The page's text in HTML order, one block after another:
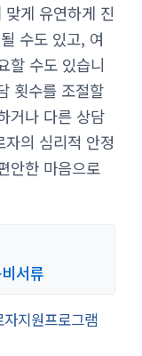
게 유연하게 진
수도 있고, 여
할 수도 있습니
횟수를 조절할
거나 다른 상담
의 심리적 안정
안한 마음으로
서류
지원프로그램